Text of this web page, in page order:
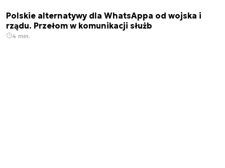
Polskie alternatywy dla WhatsAppa od wojska i
rządu. Przełom w komunikacji służb
4 min.